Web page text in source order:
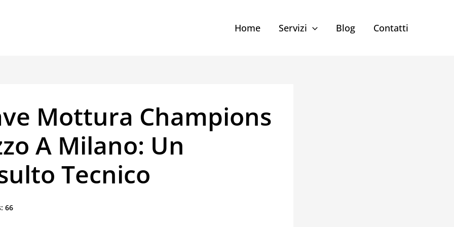
Home Servizi Blog Contatti
Mottura Champions
A Milano: Un
Tecnico
66